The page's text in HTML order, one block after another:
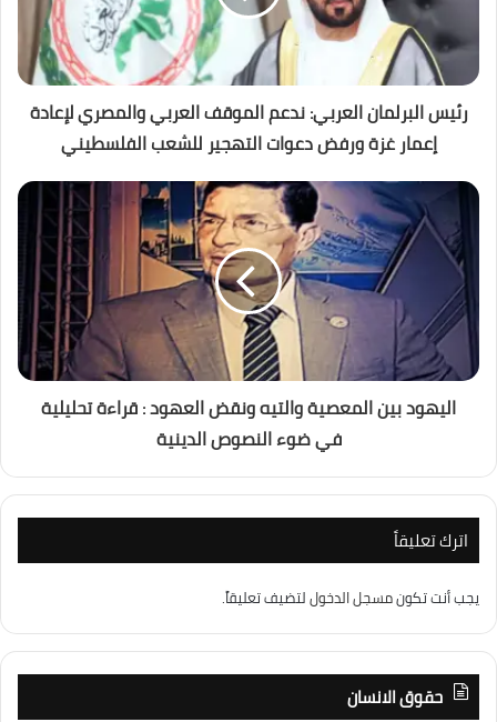
رئيس البرلمان العربي: ندعم الموقف العربي والمصري لإعادة
إعمار غزة ورفض دعوات التهجير للشعب الفلسطيني
اليهود بين المعصية والتيه ونقض العهود : قراءة تحليلية
في ضوء النصوص الدينية
اترك تعليقاً
يجب أنت تكونمسجل الدخوللتضيف تعليقاً.
حقوق الانسان